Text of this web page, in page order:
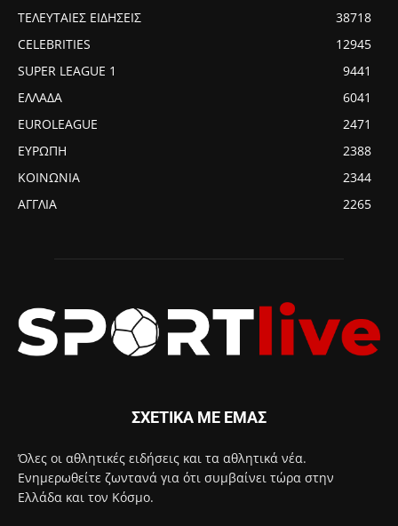
ΤΕΛΕΥΤΑΙΕΣ ΕΙΔΗΣΕΙΣ
38718
CELEBRITIES
12945
SUPER LEAGUE 1
9441
ΕΛΛΑΔΑ
6041
EUROLEAGUE
2471
ΕΥΡΩΠΗ
2388
ΚΟΙΝΩΝΙΑ
2344
ΑΓΓΛΙΑ
2265
ΣΧΕΤΙΚΑ ΜΕ ΕΜΑΣ
Όλες οι αθλητικές ειδήσεις και τα αθλητικά νέα.
Ενημερωθείτε ζωντανά για ότι συμβαίνει τώρα στην
Ελλάδα και τον Κόσμο.